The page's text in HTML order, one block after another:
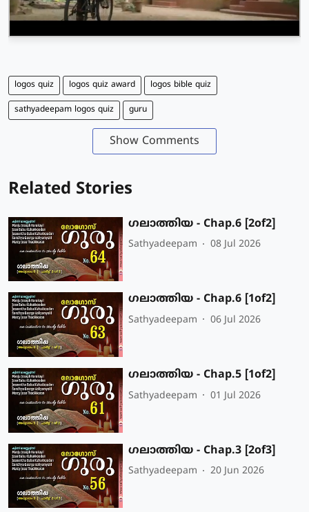
logos quiz logos quiz award logos bible quiz
sathyadeepam logos quiz guru
Show Comments
Related Stories
ഗലാത്തിയ - Chap.6 [2of2]
Sathyadeepam 08 Jul 2026
ഗലാത്തിയ - Chap.6 [1of2]
Sathyadeepam 06 Jul 2026
ഗലാത്തിയ - Chap.5 [1of2]
Sathyadeepam 01 Jul 2026
ഗലാത്തിയ - Chap.3 [2of3]
Sathyadeepam 20 Jun 2026